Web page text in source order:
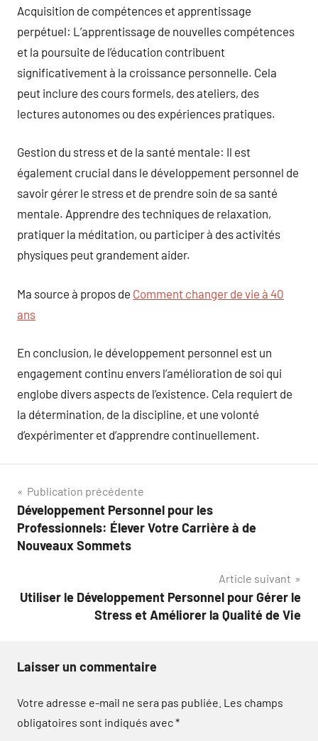
Acquisition de compétences et apprentissage
perpétuel: L’apprentissage de nouvelles compétences
et la poursuite de l’éducation contribuent
significativement à la croissance personnelle. Cela
peut inclure des cours formels, des ateliers, des
lectures autonomes ou des expériences pratiques.
Gestion du stress et de la santé mentale: Il est
également crucial dans le développement personnel de
savoir gérer le stress et de prendre soin de sa santé
mentale. Apprendre des techniques de relaxation,
pratiquer la méditation, ou participer à des activités
physiques peut grandement aider.
Ma source à propos de Comment changer de vie à 40
ans
En conclusion, le développement personnel est un
engagement continu envers l’amélioration de soi qui
englobe divers aspects de l’existence. Cela requiert de
la détermination, de la discipline, et une volonté
d’expérimenter et d’apprendre continuellement.
Navigation
de
l’article
Publication précédente
Développement Personnel pour les
Professionnels: Élever Votre Carrière à de
Nouveaux Sommets
Article suivant
Utiliser le Développement Personnel pour Gérer le
Stress et Améliorer la Qualité de Vie
Laisser un commentaire
Votre adresse e-mail ne sera pas publiée. Les champs
obligatoires sont indiqués avec*